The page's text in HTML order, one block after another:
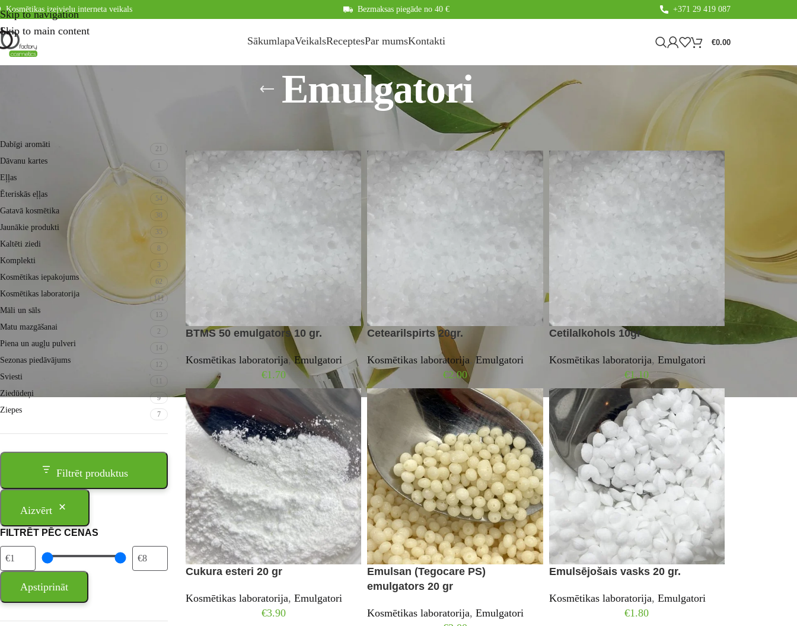
Skip to navigation
Skip to main content
Kosmētikas izejvielu interneta veikals Bezmaksas piegāde no 40 € +371 29 419 087
SākumlapaVeikalsReceptesPar mumsKontakti €0.00
Emulgatori
Dabīgi aromāti 21
Dāvanu kartes
Eļļas 49
Ēteriskās eļļas 54
Gatavā kosmētika 38
Jaunākie produkti 35
Kaltēti ziedi 8
Komplekti 3
Kosmētikas iepakojums 62
Kosmētikas laboratorija 111
Māli un sāls 13
Matu mazgāšanai 2
Piena un augļu pulveri 14
Sezonas piedāvājums 12
Sviesti
Ziedūdeņi 9
Ziepes 7
Filtrēt produktus
Aizvērt
FILTRĒT PĒC CENAS
Apstiprināt
Rādīt 9 12
BTMS 50 emulgators 10 gr.
Kosmētikas laboratorija, Emulgatori
€1.70
Cetearilspirts 20gr.
Kosmētikas laboratorija, Emulgatori
€2.00
Cetilalkohols 10gr
Kosmētikas laboratorija, Emulgatori
€1.10
Cukura esteri 20 gr
Kosmētikas laboratorija, Emulgatori
€3.90
Emulsan (Tegocare PS)
emulgators 20 gr
Kosmētikas laboratorija, Emulgatori
Emulsējošais vasks 20 gr.
Kosmētikas laboratorija, Emulgatori
€1.80